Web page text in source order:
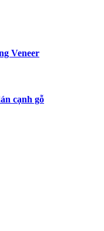
Veneer
cạnh gỗ